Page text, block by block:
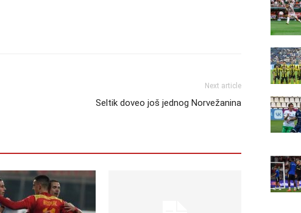
Next article
Seltik doveo još jednog Norvežanina